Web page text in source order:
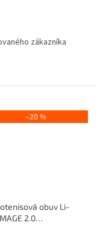
zákazníka
–20 %
obuv Li-
2.0